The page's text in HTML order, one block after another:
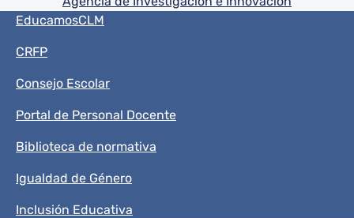
Menú del pie
EducamosCLM
CRFP
Consejo Escolar
Portal de Personal Docente
Biblioteca de normativa
Igualdad de Género
Inclusión Educativa